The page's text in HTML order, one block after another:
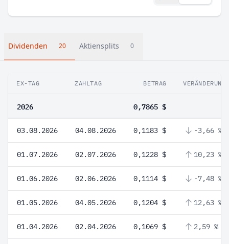
Dividenden 20 Aktiensplits 0
EX-TAG ZAHLTAG BETRAG VERÄNDERUNG
2026 0,7865 $
03.08.2026 04.08.2026 0,1183 $ -3,66 %
01.07.2026 02.07.2026 0,1228 $ 10,23 %
01.06.2026 02.06.2026 0,1114 $ -7,48 %
01.05.2026 04.05.2026 0,1204 $ 12,63 %
01.04.2026 02.04.2026 0,1069 $ 2,59 %